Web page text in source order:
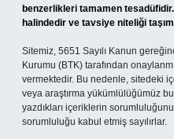
benzerlikleri tamamen
halindedir ve tavsiye niteliği
Sitemiz, 5651 Sayılı Kanun
Kurumu (BTK) tarafından
vermektedir. Bu nedenle, sitedeki
veya araştırma yükümlülüğümüz
yazdıkları içeriklerin
sorumluluğu kabul etmiş sayılırlar.